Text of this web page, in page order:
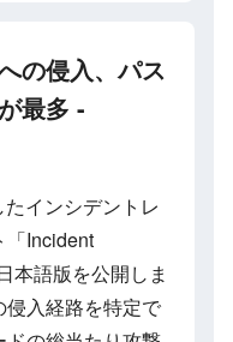
の侵入、パス
最多 -
インシデントレ
「Incident
本語版を公開しま
侵入経路を特定で